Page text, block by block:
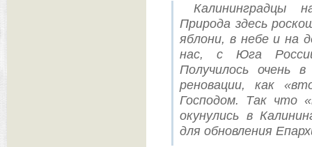
Калининградцы
Природа здесь
яблони, в небе и на
нас, с Юга
Получилось очень
реновации, как
Господом. Так что
окунулись в
для обновления